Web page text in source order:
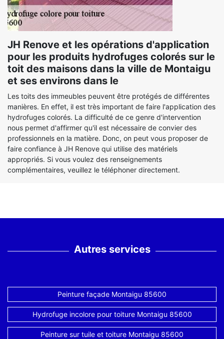
JH Renove et les opérations d'application
pour les produits hydrofuges colorés sur le
toit des maisons dans la ville de Montaigu
et ses environs dans le
Les toits des immeubles peuvent être protégés de différentes
manières. En effet, il est très important de faire l'application des
hydrofuges colorés. La difficulté de ce genre d'intervention
nous permet d'affirmer qu'il est nécessaire de convier des
professionnels en la matière. Donc, on peut vous proposer de
faire confiance à JH Renove qui utilise des matériels
appropriés. Si vous voulez des renseignements
complémentaires, veuillez le téléphoner directement.
Autres services
Peinture façade Montaigu 85600
Hydrofuge incolore pour toiture Montaigu 85600
Peinture sur tuile et toiture Montaigu 85600